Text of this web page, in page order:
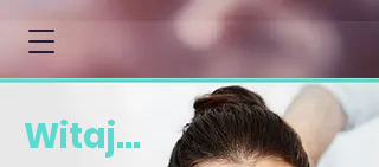
Witaj...